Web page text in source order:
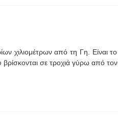
χιλιομέτρων από τη Γη. Είναι το
σε τροχιά γύρω από τον